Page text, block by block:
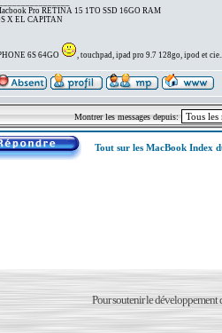
Pro RETINA 15 1TO SSD 16GO RAM
X EL CAPITAN
6S 64GO , touchpad, ipad pro 9.7 128go, ipod et
Montrer les messages depuis:
Tout sur les MacBook Index
Pour soutenir le développement